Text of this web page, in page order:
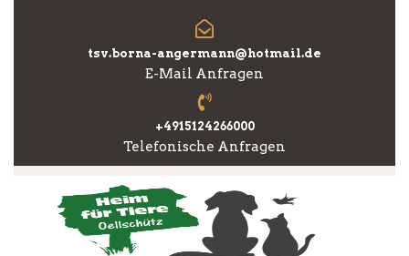
tsv.borna-angermann@hotmail.de
E-Mail Anfragen
+4915124266000
Telefonische Anfragen